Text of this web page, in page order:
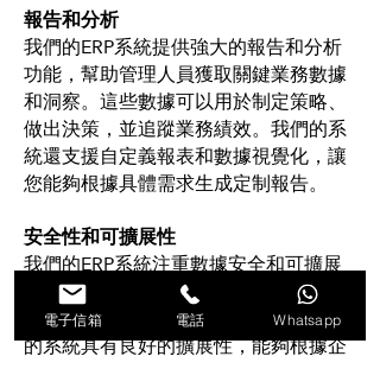
報告和分析
我們的ERP系統提供強大的報告和分析
功能，幫助管理人員獲取關鍵業務數據
和洞察。這些數據可以用於制定策略、
做出決策，並追蹤業務績效。我們的系
統還支援自定義報表和數據視覺化，讓
您能夠根據具體需求生成定制報告。
安全性和可擴展性
我們的ERP系統注重數據安全和可擴展
性。我們採用先進的安全措施，保護客
戶數據的機密性和完整性。同時，我們
的系統具有良好的擴展性，能夠根據企
電子信箱 電話 Whatsapp